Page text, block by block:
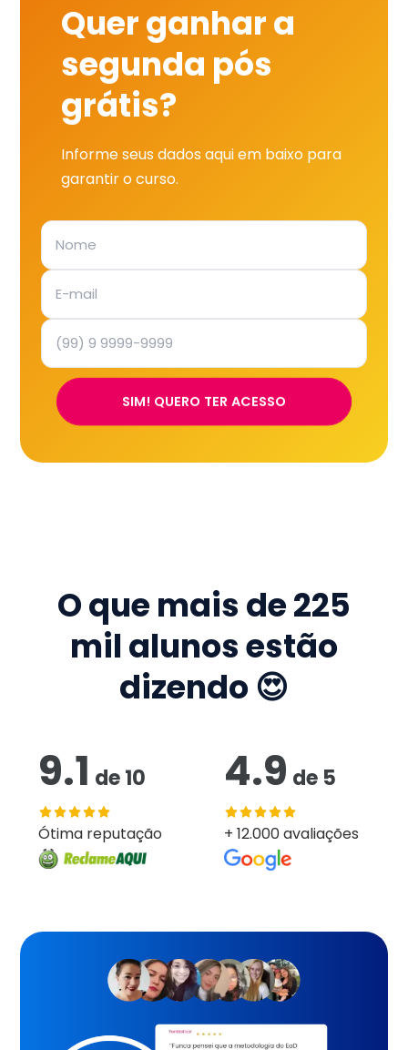
Quer ganhar a
segunda pós
grátis?
Informe seus dados aqui em baixo para
garantir o curso.
SIM! QUERO TER ACESSO
O que mais de225
mil alunos estão
dizendo 😍
9.1 de10
Ótima reputação
4.9 de 5
+ 12.000 avaliações